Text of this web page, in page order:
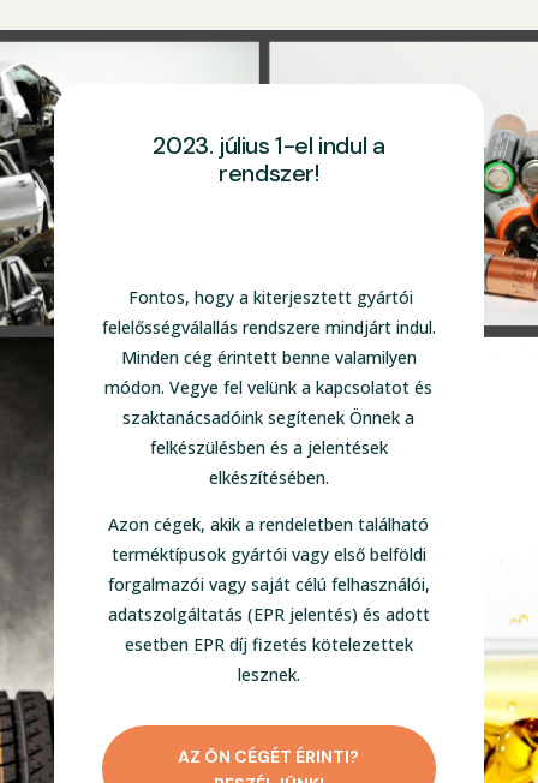
2023. július 1-el indul a
rendszer!
Fontos, hogy a kiterjesztett gyártói
felelősségválallás rendszere mindjárt indul.
Minden cég érintett benne valamilyen
módon. Vegye fel velünk a kapcsolatot és
szaktanácsadóink segítenek Önnek a
felkészülésben és a jelentések
elkészítésében.
Azon cégek, akik a rendeletben található
terméktípusok gyártói vagy első belföldi
forgalmazói vagy saját célú felhasználói,
adatszolgáltatás (EPR jelentés) és adott
esetben EPR díj fizetés kötelezettek
lesznek.
AZ ÖN CÉGÉT ÉRINTI?